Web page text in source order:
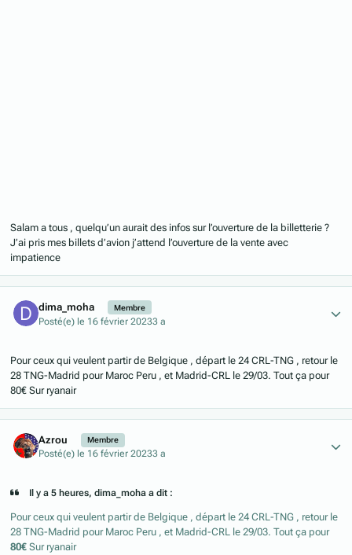
Salam a tous , quelqu’un aurait des infos sur l’ouverture de la billetterie ?
J’ai pris mes billets d’avion j’attend l’ouverture de la vente avec
impatience
dima_moha Membre
Posté(e) le 16 février 20233 a
Pour ceux qui veulent partir de Belgique , départ le 24 CRL-TNG , retour le
28 TNG-Madrid pour Maroc Peru , et Madrid-CRL le 29/03. Tout ça pour
80€ Sur ryanair
Azrou Membre
Posté(e) le 16 février 20233 a
Il y a 5 heures, dima_moha a dit :
Pour ceux qui veulent partir de Belgique , départ le 24 CRL-TNG , retour le
28 TNG-Madrid pour Maroc Peru , et Madrid-CRL le 29/03. Tout ça pour
80€ Sur ryanair